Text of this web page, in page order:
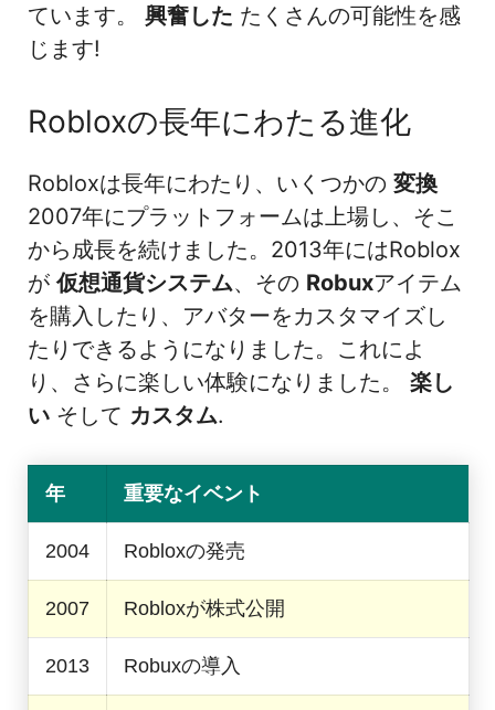
ています。 興奮した たくさんの可能性を感
じます!
Robloxの長年にわたる進化
Robloxは長年にわたり、いくつかの 変換
2007年にプラットフォームは上場し、そこ
から成長を続けました。2013年にはRoblox
が仮想通貨システム、その Robuxアイテム
を購入したり、アバターをカスタマイズし
たりできるようになりました。これによ
り、さらに楽しい体験になりました。 楽し
い そして カスタム.
年 重要なイベント
2004 Robloxの発売
2007 Robloxが株式公開
2013 Robuxの導入